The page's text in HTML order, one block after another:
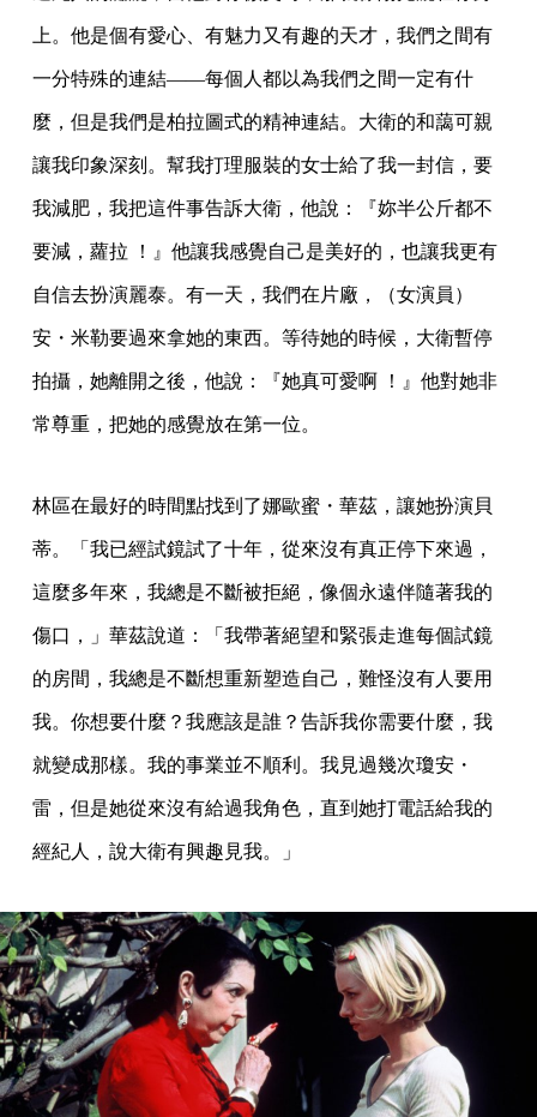
上。他是個有愛心、有魅力又有趣的天才，我們之間有
一分特殊的連結——每個人都以為我們之間一定有什
麼，但是我們是柏拉圖式的精神連結。大衛的和藹可親
讓我印象深刻。幫我打理服裝的女士給了我一封信，要
我減肥，我把這件事告訴大衛，他說：『妳半公斤都不
要減，蘿拉 ！』他讓我感覺自己是美好的，也讓我更有
自信去扮演麗泰。有一天，我們在片廠，（女演員）
安・米勒要過來拿她的東西。等待她的時候，大衛暫停
拍攝，她離開之後，他說：『她真可愛啊 ！』他對她非
常尊重，把她的感覺放在第一位。
林區在最好的時間點找到了娜歐蜜・華茲，讓她扮演貝
蒂。「我已經試鏡試了十年，從來沒有真正停下來過，
這麼多年來，我總是不斷被拒絕，像個永遠伴隨著我的
傷口，」華茲說道：「我帶著絕望和緊張走進每個試鏡
的房間，我總是不斷想重新塑造自己，難怪沒有人要用
我。你想要什麼？我應該是誰？告訴我你需要什麼，我
就變成那樣。我的事業並不順利。我見過幾次瓊安・
雷，但是她從來沒有給過我角色，直到她打電話給我的
經紀人，說大衛有興趣見我。」